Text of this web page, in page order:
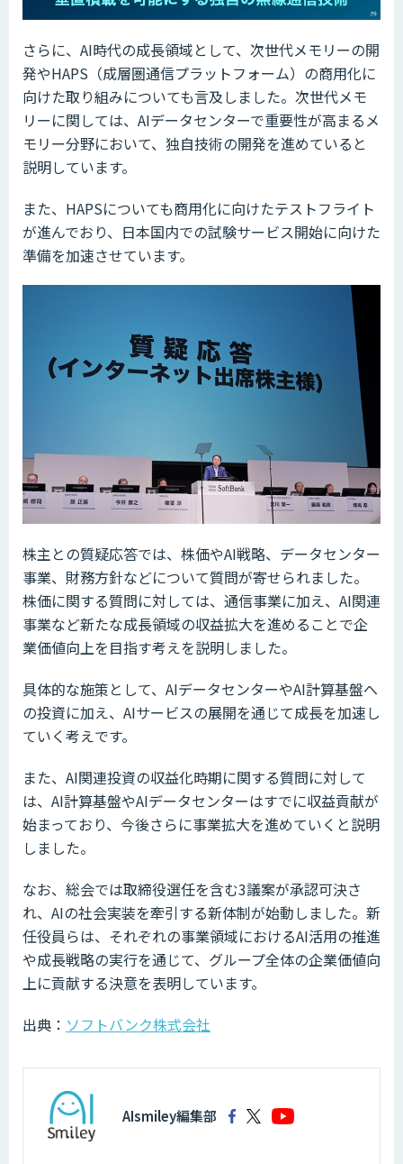
さらに、AI時代の成長領域として、次世代メモリーの開
発やHAPS（成層圏通信プラットフォーム）の商用化に
向けた取り組みについても言及しました。次世代メモ
リーに関しては、AIデータセンターで重要性が高まるメ
モリー分野において、独自技術の開発を進めていると
説明しています。
また、HAPSについても商用化に向けたテストフライト
が進んでおり、日本国内での試験サービス開始に向けた
準備を加速させています。
株主との質疑応答では、株価やAI戦略、データセンター
事業、財務方針などについて質問が寄せられました。
株価に関する質問に対しては、通信事業に加え、AI関連
事業など新たな成長領域の収益拡大を進めることで企
業価値向上を目指す考えを説明しました。
具体的な施策として、AIデータセンターやAI計算基盤へ
の投資に加え、AIサービスの展開を通じて成長を加速し
ていく考えです。
また、AI関連投資の収益化時期に関する質問に対して
は、AI計算基盤やAIデータセンターはすでに収益貢献が
始まっており、今後さらに事業拡大を進めていくと説明
しました。
なお、総会では取締役選任を含む3議案が承認可決さ
れ、AIの社会実装を牽引する新体制が始動しました。新
任役員らは、それぞれの事業領域におけるAI活用の推進
や成長戦略の実行を通じて、グループ全体の企業価値向
上に貢献する決意を表明しています。
出典： ソフトバンク株式会社
AIsmiley編集部